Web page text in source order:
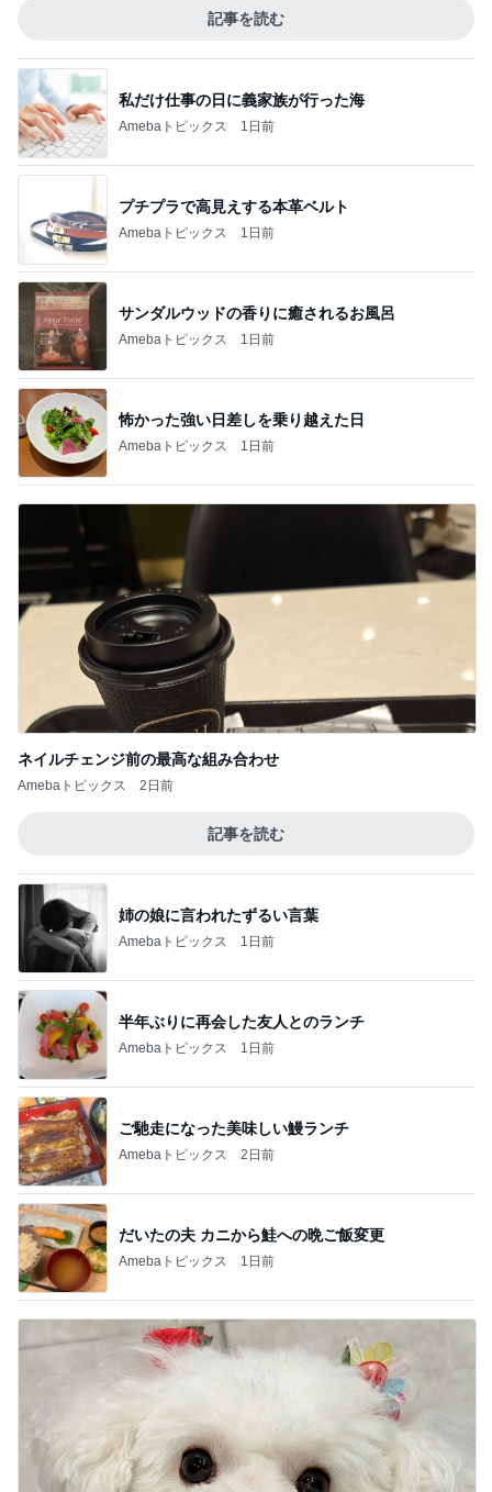
記事を読む
私だけ仕事の日に義家族が行った海
Amebaトピックス 1日前
プチプラで高見えする本革ベルト
Amebaトピックス 1日前
サンダルウッドの香りに癒されるお風呂
Amebaトピックス 1日前
怖かった強い日差しを乗り越えた日
Amebaトピックス 1日前
ネイルチェンジ前の最高な組み合わせ
Amebaトピックス 2日前
記事を読む
姉の娘に言われたずるい言葉
Amebaトピックス 1日前
半年ぶりに再会した友人とのランチ
Amebaトピックス 1日前
ご馳走になった美味しい鰻ランチ
Amebaトピックス 2日前
だいたの夫 カニから鮭への晩ご飯変更
Amebaトピックス 1日前